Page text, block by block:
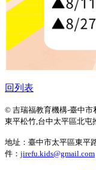
回列表
© 吉瑞福教育機構-臺中市
東平松竹,台中太平區北屯
地址：臺中市太平區東平
件： jirefu.kids@gmail.com